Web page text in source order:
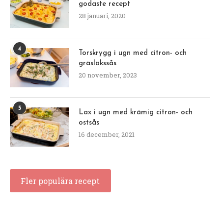
godaste recept
28 januari, 2020
4
Torskrygg i ugn med citron- och
gräslökssås
20 november, 2023
5
Lax i ugn med krämig citron- och
ostsås
16 december, 2021
Fler populära recept